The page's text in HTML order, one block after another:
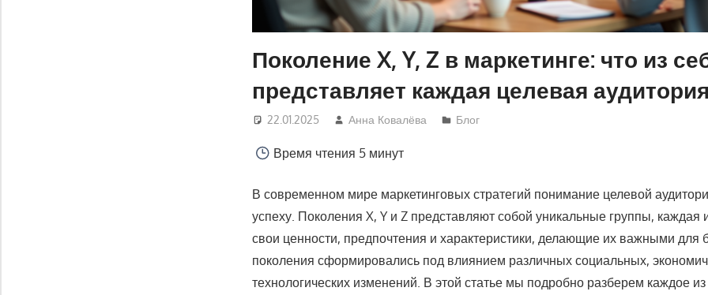
Поколение X, Y, Z в маркетинге: что из
представляет каждая целевая
22.01.2025 Анна Ковалёва Блог
Время чтения 5 минут
В современном мире маркетинговых стратегий понимание целевой
успеху. Поколения X, Y и Z представляют собой уникальные группы, каждая
свои ценности, предпочтения и характеристики, делающие их важными для
поколения сформировались под влиянием различных социальных,
технологических изменений. В этой статье мы подробно разберем каждое